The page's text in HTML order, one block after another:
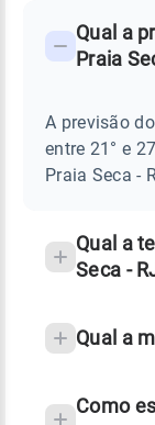
TEMPO
Perguntas
sobre
chuva
Qual a
Praia
A previsão
entre 21° e
Praia Seca -
Qual a
Seca -
Qual a
Como